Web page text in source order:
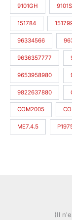
9101GH
151784
96334566
9636357777
9653958980
9822637880
COM2005
ME7.4.5
(Il